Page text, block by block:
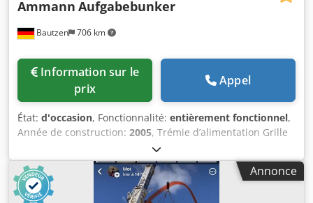
Bautzen 706 km
Ammann Aufgabebunker
prix
Appel
État: d'occasion, Fonctionnalité: entièrement fonctionnel,
Année de construction: 2005, Trémie d’alimentation Grille
Credpfx Aozq Szroqlsf Bande de convoyage Convoyeur de
12 m avec bande de 650 mm
Annonce